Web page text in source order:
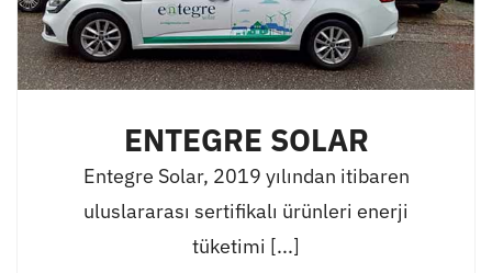
ENTEGRE SOLAR
Entegre Solar, 2019 yılından itibaren
uluslararası sertifikalı ürünleri enerji
tüketimi [...]